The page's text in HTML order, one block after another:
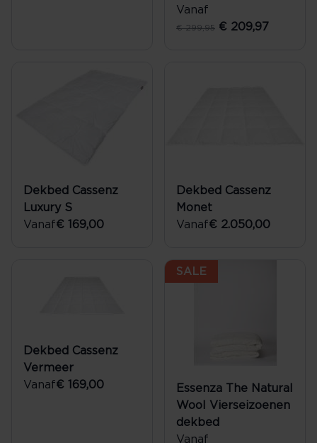
Vanaf
€ 299,95 € 209,97
Dekbed Cassenz
Luxury S
Vanaf€ 169,00
Dekbed Cassenz
Monet
Vanaf€ 2.050,00
Dekbed Cassenz
Vermeer
Vanaf€ 169,00
SALE
Essenza The Natural
Wool Vierseizoenen
dekbed
Vanaf